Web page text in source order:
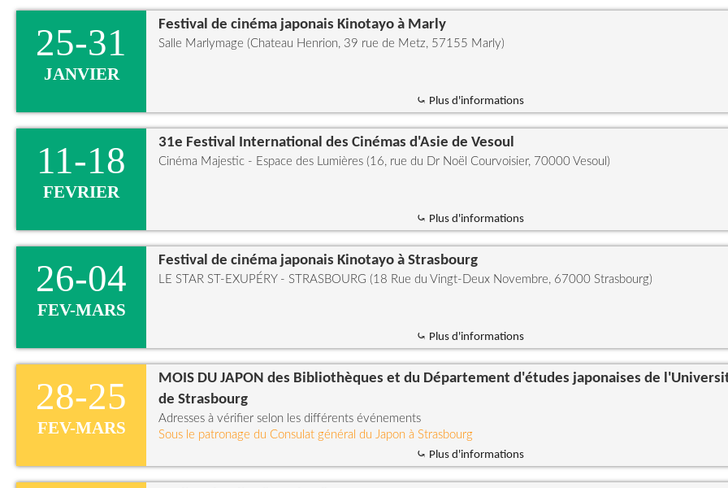
25-31
JANVIER
Festival de cinéma japonais Kinotayo à Marly
Salle Marlymage (Chateau Henrion, 39 rue de Metz, 57155 Marly)
⤿ Plus d'informations
11-18
FEVRIER
31e Festival International des Cinémas d'Asie de Vesoul
Cinéma Majestic - Espace des Lumières (16, rue du Dr Noël Courvoisier, 70000 Vesoul)
⤿ Plus d'informations
26-04
FEV-MARS
Festival de cinéma japonais Kinotayo à Strasbourg
LE STAR ST-EXUPÉRY - STRASBOURG (18 Rue du Vingt-Deux Novembre, 67000 Strasbourg)
⤿ Plus d'informations
28-25
FEV-MARS
MOIS DU JAPON des Bibliothèques et du Département d'études japonaises de
de Strasbourg
Adresses à vérifier selon les différents événements
Sous le patronage du Consulat général du Japon à Strasbourg
⤿ Plus d'informations